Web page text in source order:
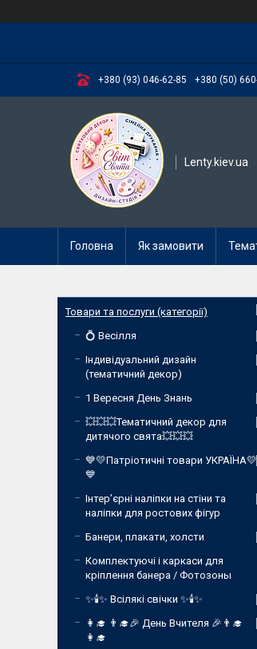
+380 (93) 046-62-85 +380 (50)
Lenty.kiev.ua
Головна Як замовити
Товари та послуги (категорії)
💍 Весілля
Індивідуальний дизайн
(тематичний декор)
1 Вересня День Знань
💥💥💥Тематичний декор для
дитячого свята💥💥💥
💙💛Патріотичні товари УКРАЇНА💛
💙
Інтер’єрні наліпки на стіни та
наліпки для ростових фігур
Банери, плакати, холсти
Комплектуючі і каркаси для
кріплення банера / Фотозоны
✨🕯️✨ Всілякі свічки ✨🕯️✨
👩‍🎓 👨‍🎓🎉 День Вчителя 🎉👨‍🎓
👩‍🎓